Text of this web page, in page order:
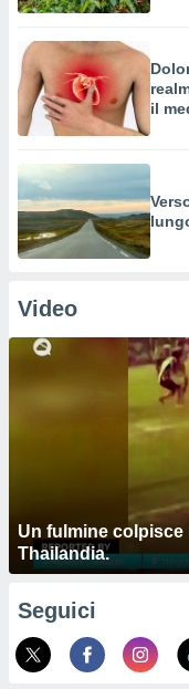
il
Video
Un fulmine colpisce
Thailandia.
Seguici